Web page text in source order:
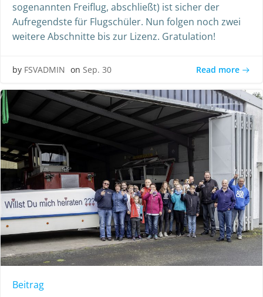
sogenannten Freiflug, abschließt) ist sicher der
Aufregendste für Flugschüler. Nun folgen noch zwei
weitere Abschnitte bis zur Lizenz. Gratulation!
by FSVADMIN on Sep. 30 Read more
Beitrag